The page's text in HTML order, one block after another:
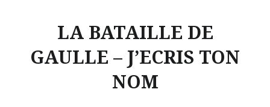
LA BATAILLE DE
GAULLE – J’ECRIS TON
NOM